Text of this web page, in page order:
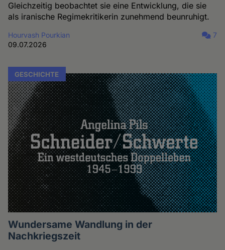
Gleichzeitig beobachtet sie eine Entwicklung, die sie
als iranische Regimekritikerin zunehmend beunruhigt.
Hourvash Pourkian
09.07.2026
7
GESCHICHTE
Wundersame Wandlung in der
Nachkriegszeit